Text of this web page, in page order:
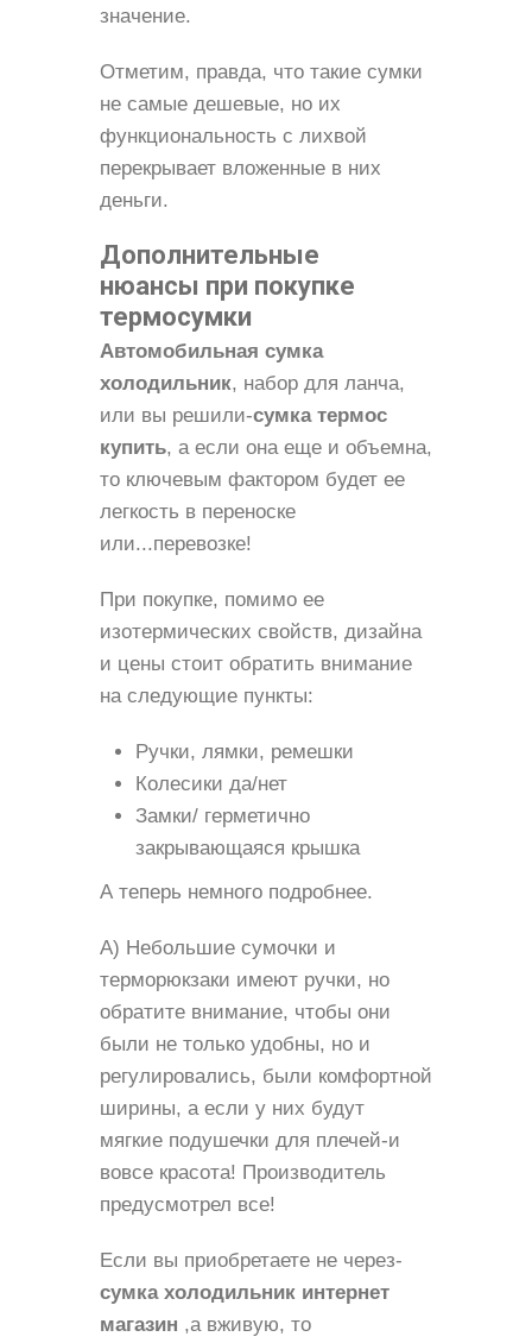
значение.
Отметим, правда, что такие сумки
не самые дешевые, но их
функциональность с лихвой
перекрывает вложенные в них
деньги.
Дополнительные
нюансы при покупке
термосумки
Автомобильная сумка
холодильник, набор для ланча,
или вы решили-сумка термос
купить, а если она еще и объемна,
то ключевым фактором будет ее
легкость в переноске
или...перевозке!
При покупке, помимо ее
изотермических свойств, дизайна
и цены стоит обратить внимание
на следующие пункты:
Ручки, лямки, ремешки
Колесики да/нет
Замки/ герметично
закрывающаяся крышка
А теперь немного подробнее.
А) Небольшие сумочки и
терморюкзаки имеют ручки, но
обратите внимание, чтобы они
были не только удобны, но и
регулировались, были комфортной
ширины, а если у них будут
мягкие подушечки для плечей-и
вовсе красота! Производитель
предусмотрел все!
Если вы приобретаете не через-
сумка холодильник интернет
магазин ,а вживую, то